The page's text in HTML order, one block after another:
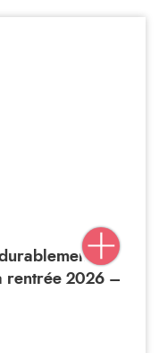
» :
rentrée 2026 –